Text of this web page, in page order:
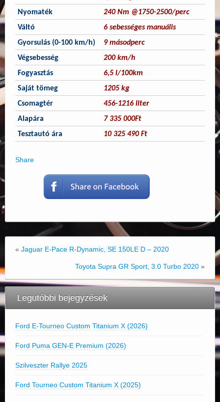
Nyomaték
240 Nm @1750-2500/perc
Váltó
6 sebességes manuális
Gyorsulás (0-100 km/h)
9 másodperc
Végsebesség
200 km/h
Fogyasztás
6,5 l/100km
Saját tömeg
1205 kg
Csomagtér
456-1216 liter
Alapára
7 335 000Ft
Tesztautó ára
10 325 490 Ft
Share
« Jaguar E-Pace R-Dynamic, SE 150LE D – 2020
Toyota Supra GR Sport, 3.0 Turbo 2020 »
Legutóbbi bejegyzések
Ford E-Tourneo Custom Titanium X (2026)
Ford Puma GEN-E Premium (2026)
Szilveszter Rallye 2025
Ford Tourneo Custom Titanium X (2025)